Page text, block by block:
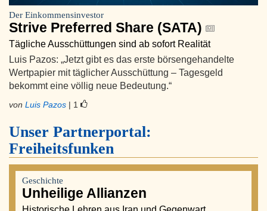
Der Einkommensinvestor
Strive Preferred Share (SATA)
Tägliche Ausschüttungen sind ab sofort Realität
Luis Pazos: „Jetzt gibt es das erste börsengehandelte
Wertpapier mit täglicher Ausschüttung – Tagesgeld
bekommt eine völlig neue Bedeutung.“
von Luis Pazos | 1
Unser Partnerportal:
Freiheitsfunken
Geschichte
Unheilige Allianzen